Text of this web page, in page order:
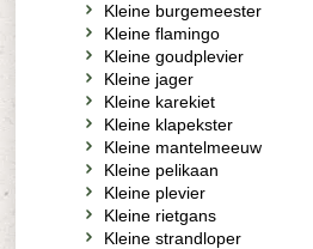
Kleine burgemeester
Kleine flamingo
Kleine goudplevier
Kleine jager
Kleine karekiet
Kleine klapekster
Kleine mantelmeeuw
Kleine pelikaan
Kleine plevier
Kleine rietgans
Kleine strandloper